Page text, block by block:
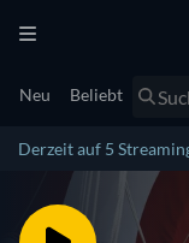
Neu Beliebt
Derzeit auf 5